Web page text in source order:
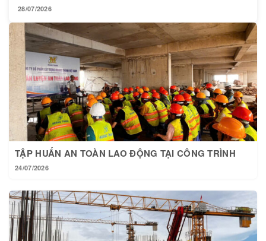
28/07/2026
TẬP HUẤN AN TOÀN LAO ĐỘNG TẠI CÔNG TRÌNH
24/07/2026